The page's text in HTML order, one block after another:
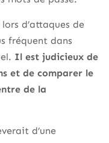
d’attaques de
fréquent dans
Il est judicieux de
et de comparer le
de la
d’une